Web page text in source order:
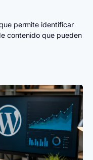
permite identificar
contenido que pueden